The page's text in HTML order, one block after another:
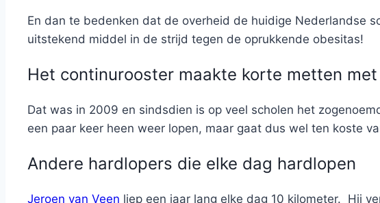
En dan te bedenken dat de overheid de huidige Nederlandse
uitstekend middel in de strijd tegen de oprukkende obesitas!
Het continurooster maakte korte metten
Dat was in 2009 en sindsdien is op veel scholen het
een paar keer heen weer lopen, maar gaat dus wel ten koste
Andere hardlopers die elke dag hardlopen
Jeroen van Veen liep een jaar lang elke dag 10 kilometer. Hij